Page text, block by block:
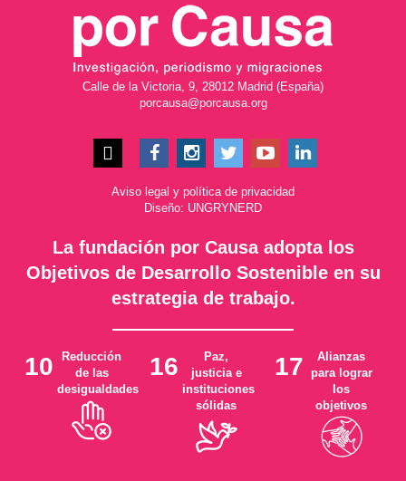
Calle de la Victoria, 9, 28012 Madrid (España)
porcausa@porcausa.org
Aviso legal y política de privacidad
Diseño: UNGRYNERD
La fundación por Causa adopta los
Objetivos de Desarrollo Sostenible en su
estrategia de trabajo.
10
Reducción
de las
desigualdades
16
Paz,
justicia e
instituciones
sólidas
17
Alianzas
para lograr
los
objetivos